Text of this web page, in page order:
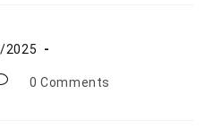
2025
0 Comments